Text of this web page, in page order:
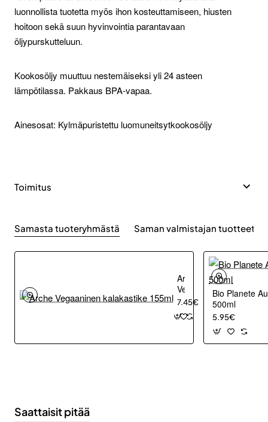
luonnollista tuotetta myös ihon kosteuttamiseen, hiusten
hoitoon sekä suun hyvinvointia parantavaan
öljypurskutteluun.
Kookosöljy muuttuu nestemäiseksi yli 24 asteen
lämpötilassa. Pakkaus BPA-vapaa.
Ainesosat: Kylmäpuristettu luomuneitsytkookosöljy
Toimitus
Samasta tuoteryhmästä Saman valmistajan tuotteet
Arche
Vegaaninen
kalakastike
155ml
7.45€
Bio Planete
500ml
5.95€
Saattaisit pitää